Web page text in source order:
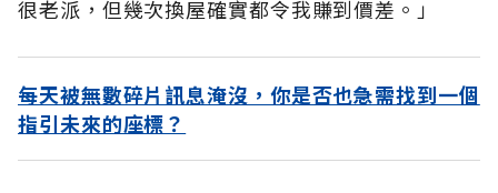
很老派，但幾次換屋確實都令我賺到價差。」
每天被無數碎片訊息淹沒，你是否也急需找到一個
指引未來的座標？